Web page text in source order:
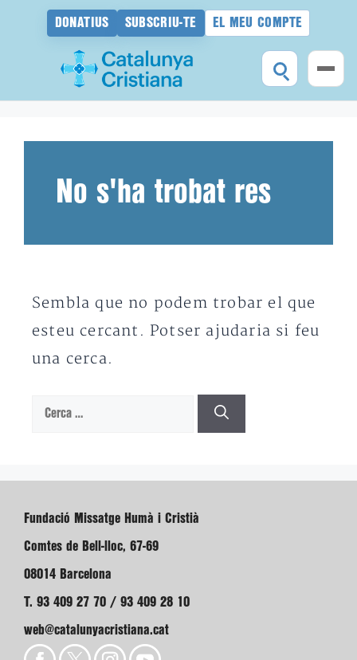
DONATIUS SUBSCRIU-TE EL MEU COMPTE
No s'ha trobat res
Sembla que no podem trobar el que
esteu cercant. Potser ajudaria si feu
una cerca.
Cerca:
Fundació Missatge Humà i Cristià
Comtes de Bell-lloc, 67-69
08014 Barcelona
T. 93 409 27 70 / 93 409 28 10
web@catalunyacristiana.cat